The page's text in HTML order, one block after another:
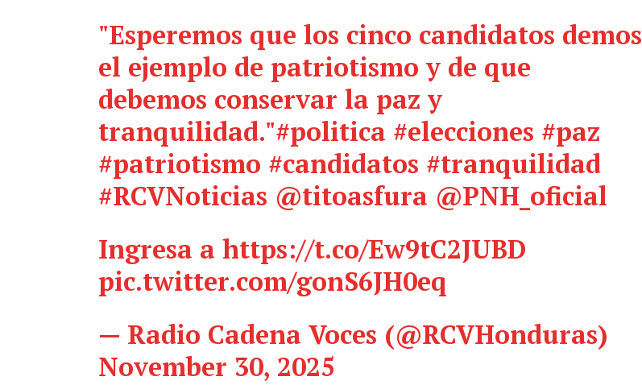
"Esperemos que los cinco candidatos demos
el ejemplo de patriotismo y de que
debemos conservar la paz y
tranquilidad."#politica #elecciones #paz
#patriotismo #candidatos #tranquilidad
#RCVNoticias @titoasfura @PNH_oficial
Ingresa a https://t.co/Ew9tC2JUBD
pic.twitter.com/gonS6JH0eq
— Radio Cadena Voces (@RCVHonduras)
November 30, 2025